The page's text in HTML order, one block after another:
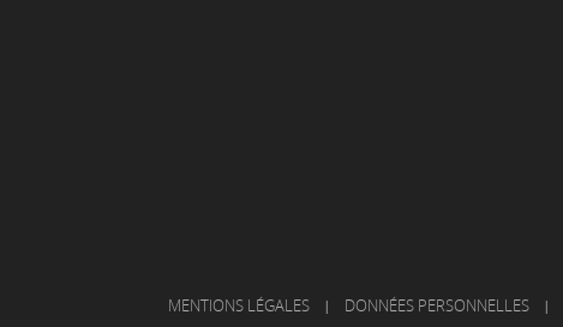
MENTIONS LÉGALES | DONNÉES PERSONNELLES |